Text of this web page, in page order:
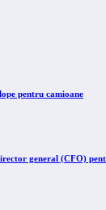
pentru camioane
general (CFO)